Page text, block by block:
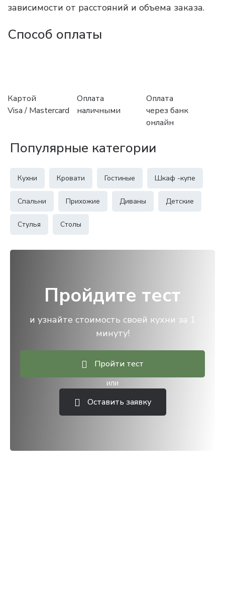
зависимости от расстояний и объема заказа.
Способ оплаты
Картой
Visa / Mastercard
Оплата
наличными
Оплата
через банк
онлайн
Популярные категории
Кухни Кровати Гостиные Шкаф -купе
Спальни Прихожие Диваны Детские
Стулья Столы
Пройдите тест
и узнайте стоимость своей кухни за 1
минуту!
Пройти тест
или
Оставить заявку